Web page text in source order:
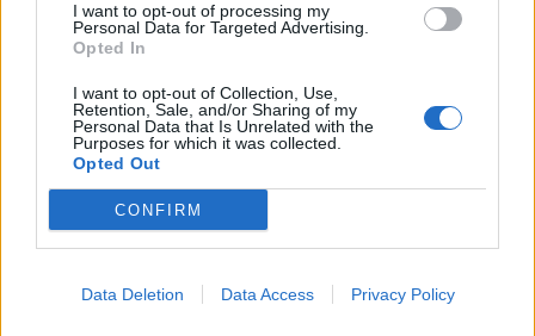
I want to opt-out of processing my
Personal Data for Targeted Advertising.
Opted In
I want to opt-out of Collection, Use,
Retention, Sale, and/or Sharing of my
Personal Data that Is Unrelated with the
Purposes for which it was collected.
Opted Out
CONFIRM
Data Deletion Data Access Privacy Policy
πρόσθεσε ότι είναι πολύ έντονα τα στοιχεία της
μεσογειακής διατροφής στα πιάτα τους, τα οποία
είναι πραγματικά πεντανόστιμα.